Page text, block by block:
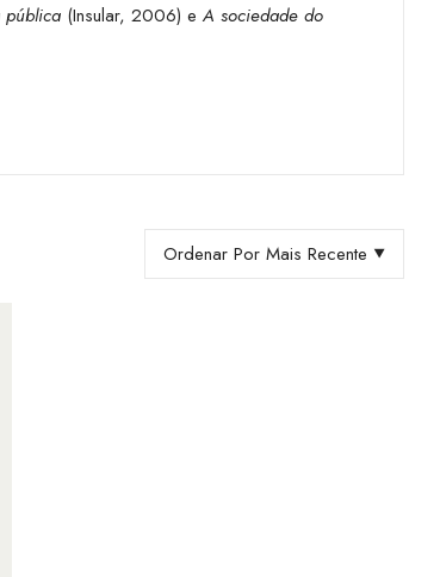
pública (Insular, 2006) eA sociedade do
Ordenar Por Mais Recente